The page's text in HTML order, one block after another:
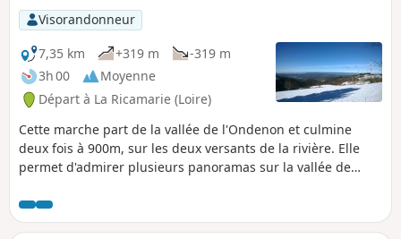
Visorandonneur
7,35 km
+319 m
-319 m
3h 00
Moyenne
Départ à La Ricamarie (Loire)
Cette marche part de la vallée de l'Ondenon et culmine
deux fois à 900m, sur les deux versants de la rivière. Elle
permet d'admirer plusieurs panoramas sur la vallée de
Forez.